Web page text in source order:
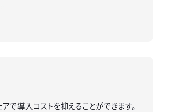
で導入コストを抑えることができます。